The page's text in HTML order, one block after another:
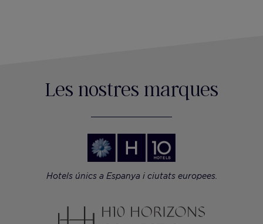
Les nostres marques
Hotels únics a Espanya i ciutats europees.